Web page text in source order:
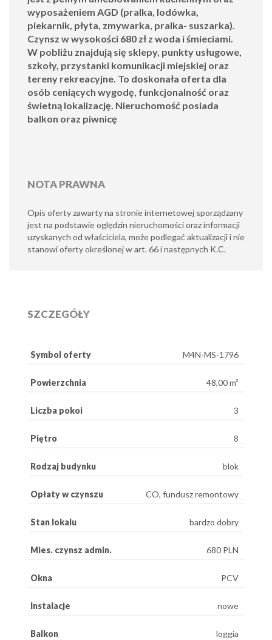
wyposażeniem AGD (pralka, lodówka,
piekarnik, płyta, zmywarka, pralka- suszarka).
Czynsz w wysokości 680 zł z woda i śmieciami.
W pobliżu znajdują się sklepy, punkty usługowe,
szkoły, przystanki komunikacji miejskiej oraz
tereny rekreacyjne. To doskonała oferta dla
osób ceniących wygodę, funkcjonalność oraz
świetną lokalizację. Nieruchomość posiada
balkon oraz piwnicę
NOTA PRAWNA
Opis oferty zawarty na stronie internetowej sporządzany
jest na podstawie oględzin nieruchomości oraz informacji
uzyskanych od właściciela, może podlegać aktualizacji i nie
stanowi oferty określonej w art. 66 i następnych K.C.
SZCZEGÓŁY
Symbol oferty M4N-MS-1796
Powierzchnia 48,00 m²
Liczba pokoi 3
Piętro 8
Rodzaj budynku blok
Opłaty w czynszu CO, fundusz remontowy
Stan lokalu bardzo dobry
Mies. czynsz admin. 680 PLN
Okna PCV
Instalacje nowe
Balkon loggia